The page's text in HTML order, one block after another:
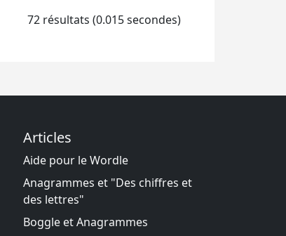
72 résultats (0.015 secondes)
Articles
Aide pour le Wordle
Anagrammes et "Des chiffres et
des lettres"
Boggle et Anagrammes